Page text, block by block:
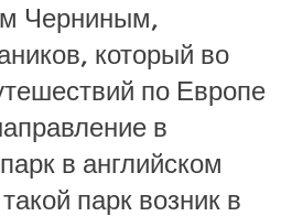
Черниным,
который во
по Европе
в
в английском
парк возник в